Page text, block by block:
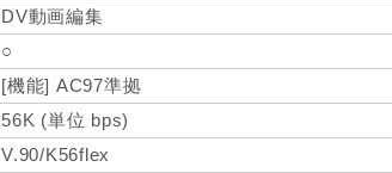
DV動画編集
○
[機能] AC97準拠
56K (単位 bps)
V.90/K56flex